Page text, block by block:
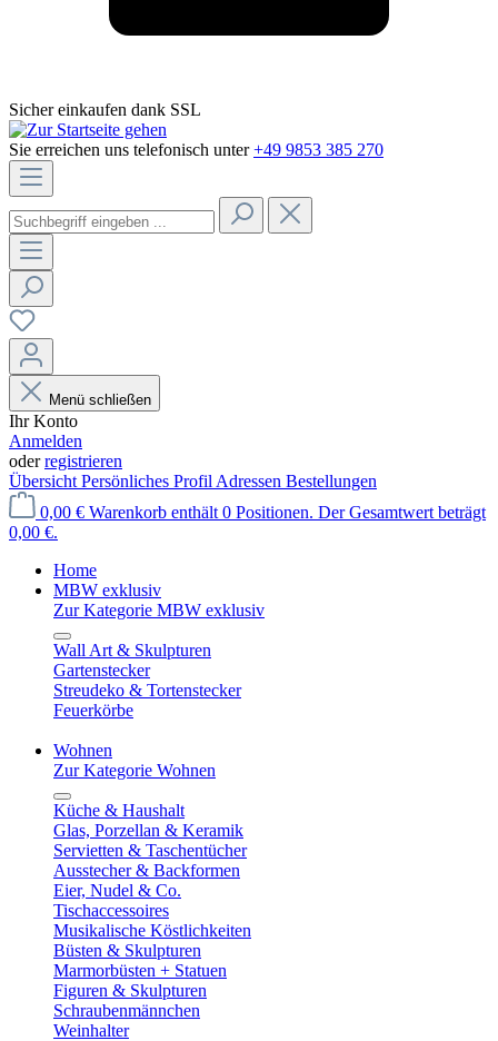
Sicher einkaufen dank SSL
Sie erreichen uns telefonisch unter +49 9853 385 270
Menü schließen
Ihr Konto
Anmelden
oderregistrieren
Übersicht Persönliches Profil Adressen Bestellungen
0,00 € Warenkorb enthält 0 Positionen. Der Gesamtwert beträgt
0,00 €.
Home
MBW exklusiv
Zur Kategorie MBW exklusiv
Wall Art & Skulpturen
Gartenstecker
Streudeko & Tortenstecker
Feuerkörbe
Wohnen
Zur Kategorie Wohnen
Küche & Haushalt
Glas, Porzellan & Keramik
Servietten & Taschentücher
Ausstecher & Backformen
Eier, Nudel & Co.
Tischaccessoires
Musikalische Köstlichkeiten
Büsten & Skulpturen
Marmorbüsten + Statuen
Figuren & Skulpturen
Schraubenmännchen
Weinhalter